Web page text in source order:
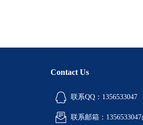
Contact Us
联系QQ：1356533047
联系邮箱：